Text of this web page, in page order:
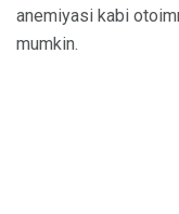
anemiyasi kabi
mumkin.